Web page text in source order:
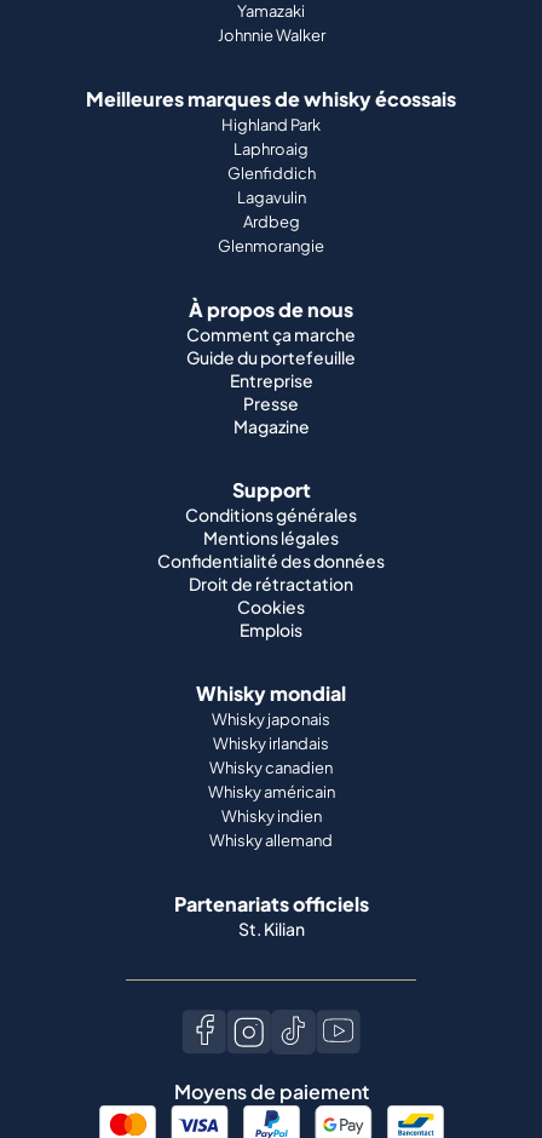
Yamazaki
Johnnie Walker
Meilleures marques de whisky écossais
Highland Park
Laphroaig
Glenfiddich
Lagavulin
Ardbeg
Glenmorangie
À propos de nous
Comment ça marche
Guide du portefeuille
Entreprise
Presse
Magazine
Support
Conditions générales
Mentions légales
Confidentialité des données
Droit de rétractation
Cookies
Emplois
Whisky mondial
Whisky japonais
Whisky irlandais
Whisky canadien
Whisky américain
Whisky indien
Whisky allemand
Partenariats officiels
St. Kilian
Moyens de paiement